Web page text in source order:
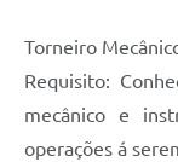
Torneiro
Requisito:
mecânico e
operações á